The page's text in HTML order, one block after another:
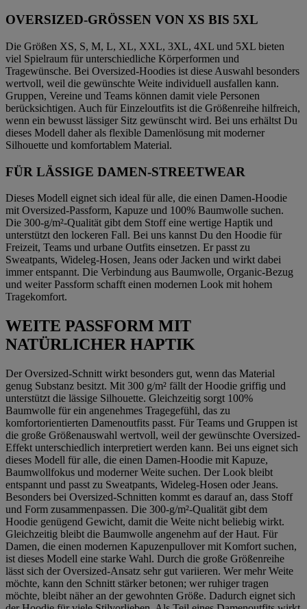
OVERSIZED-GRÖSSEN VON XS BIS 5XL
Die Größen XS, S, M, L, XL, XXL, 3XL, 4XL und 5XL bieten
viel Spielraum für unterschiedliche Körperformen und
Tragewünsche. Bei Oversized-Hoodies ist diese Auswahl besonders
wertvoll, weil die gewünschte Weite individuell ausfallen kann.
Gruppen, Vereine und Teams können damit viele Personen
berücksichtigen. Auch für Einzeloutfits ist die Größenreihe hilfreich,
wenn ein bewusst lässiger Sitz gewünscht wird. Bei uns erhältst Du
dieses Modell daher als flexible Damenlösung mit moderner
Silhouette und komfortablem Material.
FÜR LÄSSIGE DAMEN-STREETWEAR
Dieses Modell eignet sich ideal für alle, die einen Damen-Hoodie
mit Oversized-Passform, Kapuze und 100% Baumwolle suchen.
Die 300-g/m²-Qualität gibt dem Stoff eine wertige Haptik und
unterstützt den lockeren Fall. Bei uns kannst Du den Hoodie für
Freizeit, Teams und urbane Outfits einsetzen. Er passt zu
Sweatpants, Wideleg-Hosen, Jeans oder Jacken und wirkt dabei
immer entspannt. Die Verbindung aus Baumwolle, Organic-Bezug
und weiter Passform schafft einen modernen Look mit hohem
Tragekomfort.
WEITE PASSFORM MIT
NATÜRLICHER HAPTIK
Der Oversized-Schnitt wirkt besonders gut, wenn das Material
genug Substanz besitzt. Mit 300 g/m² fällt der Hoodie griffig und
unterstützt die lässige Silhouette. Gleichzeitig sorgt 100%
Baumwolle für ein angenehmes Tragegefühl, das zu
komfortorientierten Damenoutfits passt. Für Teams und Gruppen ist
die große Größenauswahl wertvoll, weil der gewünschte Oversized-
Effekt unterschiedlich interpretiert werden kann. Bei uns eignet sich
dieses Modell für alle, die einen Damen-Hoodie mit Kapuze,
Baumwollfokus und moderner Weite suchen. Der Look bleibt
entspannt und passt zu Sweatpants, Wideleg-Hosen oder Jeans.
Besonders bei Oversized-Schnitten kommt es darauf an, dass Stoff
und Form zusammenpassen. Die 300-g/m²-Qualität gibt dem
Hoodie genügend Gewicht, damit die Weite nicht beliebig wirkt.
Gleichzeitig bleibt die Baumwolle angenehm auf der Haut. Für
Damen, die einen modernen Kapuzenpullover mit Komfort suchen,
ist dieses Modell eine starke Wahl. Durch die große Größenreihe
lässt sich der Oversized-Ansatz sehr gut variieren. Wer mehr Weite
möchte, kann den Schnitt stärker betonen; wer ruhiger tragen
möchte, bleibt näher an der gewohnten Größe. Dadurch eignet sich